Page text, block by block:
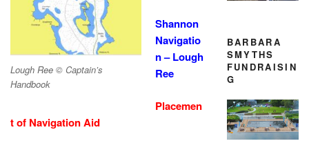
Lough Ree © Captain’s
Handbook
Shannon
Navigatio
n – Lough
Ree
Placemen
t of Navigation Aid
BARBARA
SMYTHS
FUNDRAISIN
G